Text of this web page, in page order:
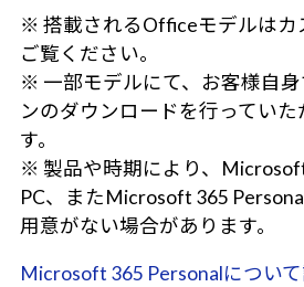
※ 搭載されるOfficeモデルはカ
ご覧ください。
※ 一部モデルにて、お客様自
ンのダウンロードを行ってい
す。
※ 製品や時期により、Microsoft
PC、またMicrosoft 365
用意がない場合があります。
Microsoft 365 Personalについ